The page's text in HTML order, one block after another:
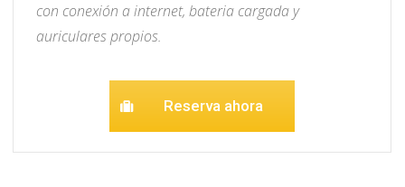
con conexión a internet, bateria cargada y
auriculares propios.
Reserva ahora